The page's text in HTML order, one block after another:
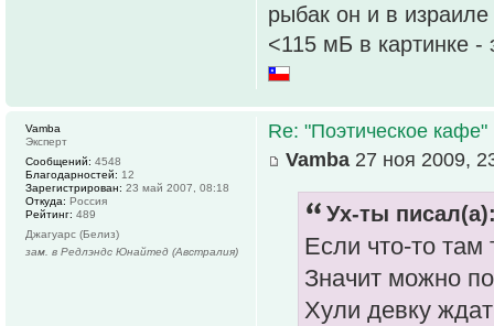
рыбак он и в
<115 мБ в картинке -
Re: "Поэтическое кафе"
Vamba 27 ноя 2009,
Ух-ты
Если что-то там
Значит можно
Хули девку
Vamba
Эксперт
Сообщений: 4548
Благодарностей: 12
Зарегистрирован: 23 май 2007, 08:18
Откуда: Россия
Рейтинг: 489
Джагуарс (Белиз)
зам. в Редлэндс Юнайтед (Австралия)